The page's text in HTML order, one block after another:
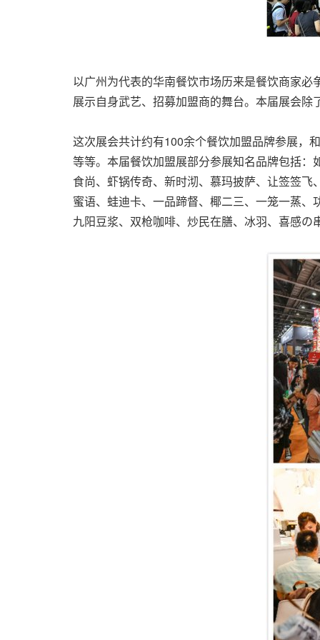
以广州为代表的华南餐饮市场历来是餐饮商家
展示自身武艺、招募加盟商的舞台。本届展会
这次展会共计约有100余个餐饮加盟品牌参展，
等等。本届餐饮加盟展部分参展知名品牌包括
食尚、虾锅传奇、新时沏、慕玛披萨、让签签
蜜语、蛙迪卡、一品蹄督、椰二三、一笼一蒸
九阳豆浆、双枪咖啡、炒民在膳、冰羽、喜感